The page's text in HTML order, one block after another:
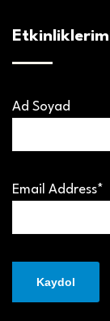
Ad Soyad
Email Address*